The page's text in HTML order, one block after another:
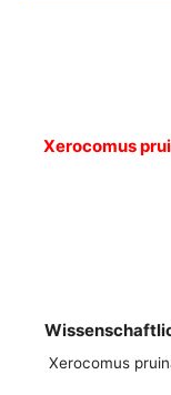
Xerocomus
Xerocomus